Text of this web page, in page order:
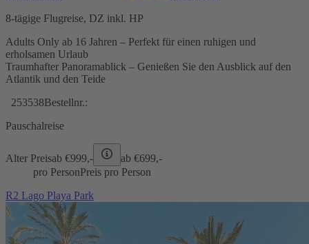
8-tägige Flugreise, DZ inkl. HP
Adults Only ab 16 Jahren – Perfekt für einen ruhigen und
erholsamen Urlaub
Traumhafter Panoramablick – Genießen Sie den Ausblick auf den
Atlantik und den Teide
253538Bestellnr.:
Pauschalreise
Alter Preisab €999,- ab €699,-
pro PersonPreis pro Person
R2 Lago Playa Park